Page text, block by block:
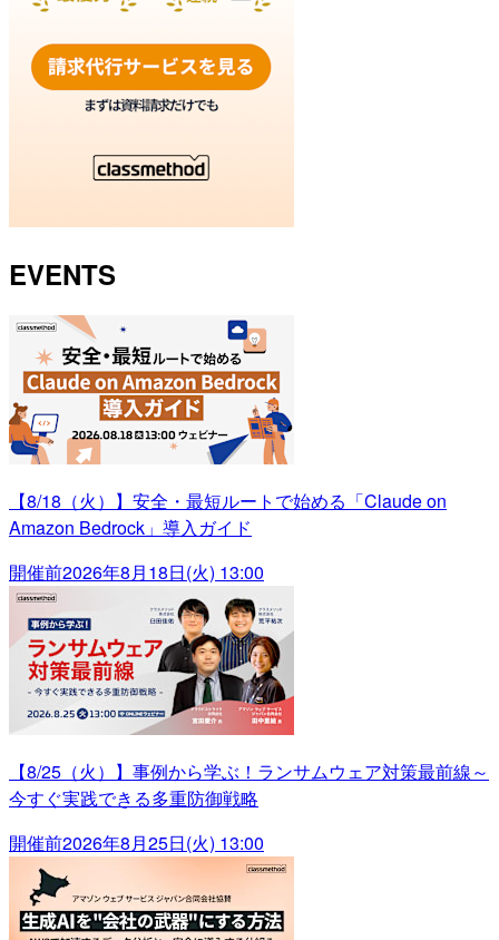
EVENTS
【8/18（火）】安全・最短ルートで始める「Claude on
Amazon Bedrock」導入ガイド
開催前2026年8月18日(火) 13:00
【8/25（火）】事例から学ぶ！ランサムウェア対策最前線～
今すぐ実践できる多重防御戦略
開催前2026年8月25日(火) 13:00